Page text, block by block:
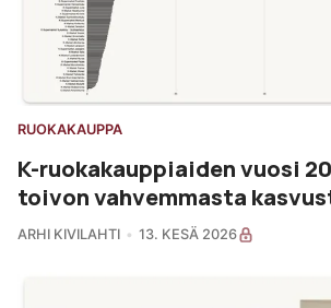
RUOKAKAUPPA
K-ruokakauppiaiden vuosi
toivon vahvemmasta
ARHI KIVILAHTI 13. KESÄ 2026